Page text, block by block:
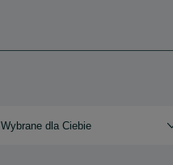
Wybrane dla Ciebie